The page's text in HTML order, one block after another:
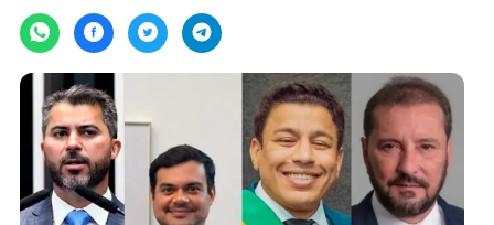
quarta-feira, 03/06/2026 às 15:49